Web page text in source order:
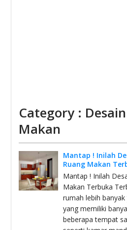
Category :
Makan
Mantap ! Inilah
Ruang Makan
Mantap ! Inilah
Makan Terbuka
rumah lebih
yang memiliki
beberapa tempat